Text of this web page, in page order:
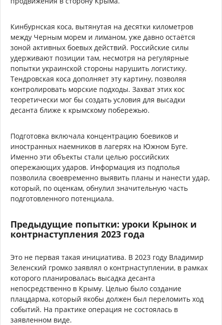
Кинбурнская коса, вытянутая на десятки километров
между Черным морем и лиманом, уже давно остаётся
зоной активных боевых действий. Российские силы
удерживают позиции там, несмотря на регулярные
попытки украинской стороны нарушить логистику.
Тендровская коса дополняет эту картину, позволяя
контролировать морские подходы. Захват этих кос
теоретически мог бы создать условия для высадки
десанта ближе к крымскому побережью.
Подготовка включала концентрацию боевиков и
иностранных наемников в лагерях на Южном Буге.
Именно эти объекты стали целью российских
опережающих ударов. Информация из подполья
позволила своевременно выявить планы и нанести удар,
который, по оценкам, обнулил значительную часть
подготовленного потенциала.
Предыдущие попытки: уроки Крынок и
контрнаступления 2023 года
Это не первая такая инициатива. В 2023 году Владимир
Зеленский громко заявлял о контрнаступлении, в рамках
которого планировалась высадка десанта
непосредственно в Крыму. Целью было создание
плацдарма, который якобы должен был переломить ход
событий. На практике операция не состоялась в
заявленном виде.